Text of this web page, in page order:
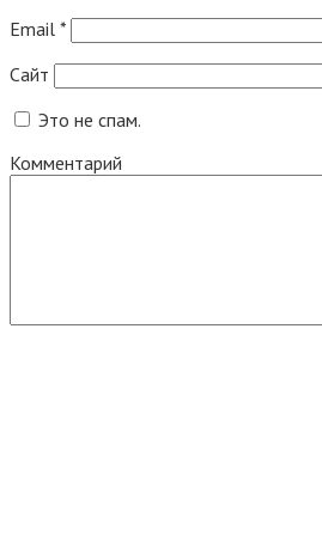
Email *
Сайт
Это не спам.
Комментарий